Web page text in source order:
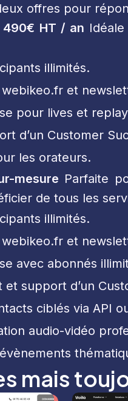
offres pour
HT / an
illimités.
et
pour lives et
d’un Customer
les orateurs.
mesure Parfaite
de tous les
illimités.
et
avec abonnés
support d’un
ciblés via API
audio-vidéo
mais